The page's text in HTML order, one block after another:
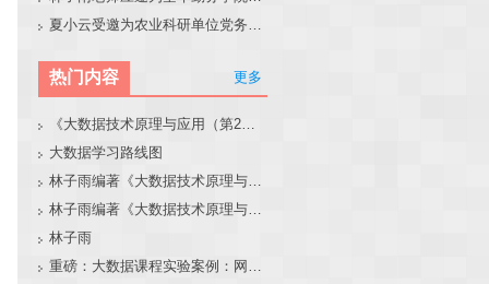
热门内容 更多
《大数据技术原理与应用（第2版）》教材官网
大数据学习路线图
林子雨编著《大数据技术原理与应用（第3版）》教材官网
林子雨编著《大数据技术原理与应用》教材配套大数据软件安装和编程实践指南
林子雨